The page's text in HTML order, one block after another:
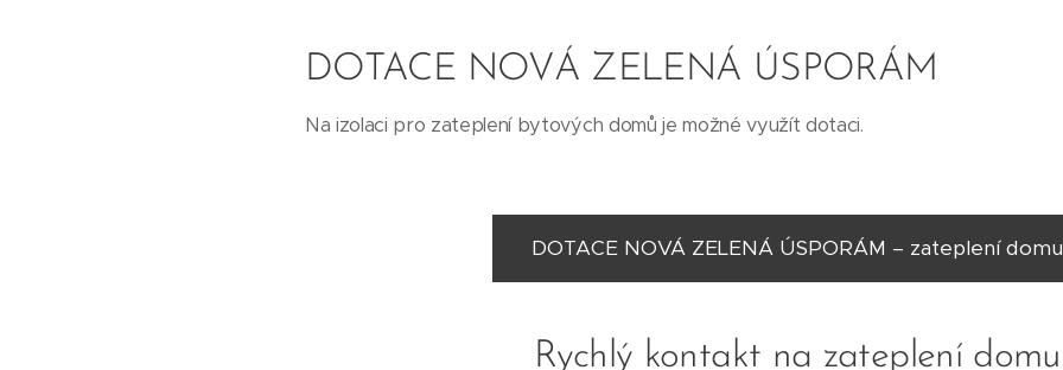
DOTACE NOVÁ ZELENÁ ÚSPORÁM
Na izolaci pro zateplení bytových domů je možné využít dotaci.
DOTACE NOVÁ ZELENÁ ÚSPORÁM – zateplení domu
Rychlý kontakt na zateplení domu